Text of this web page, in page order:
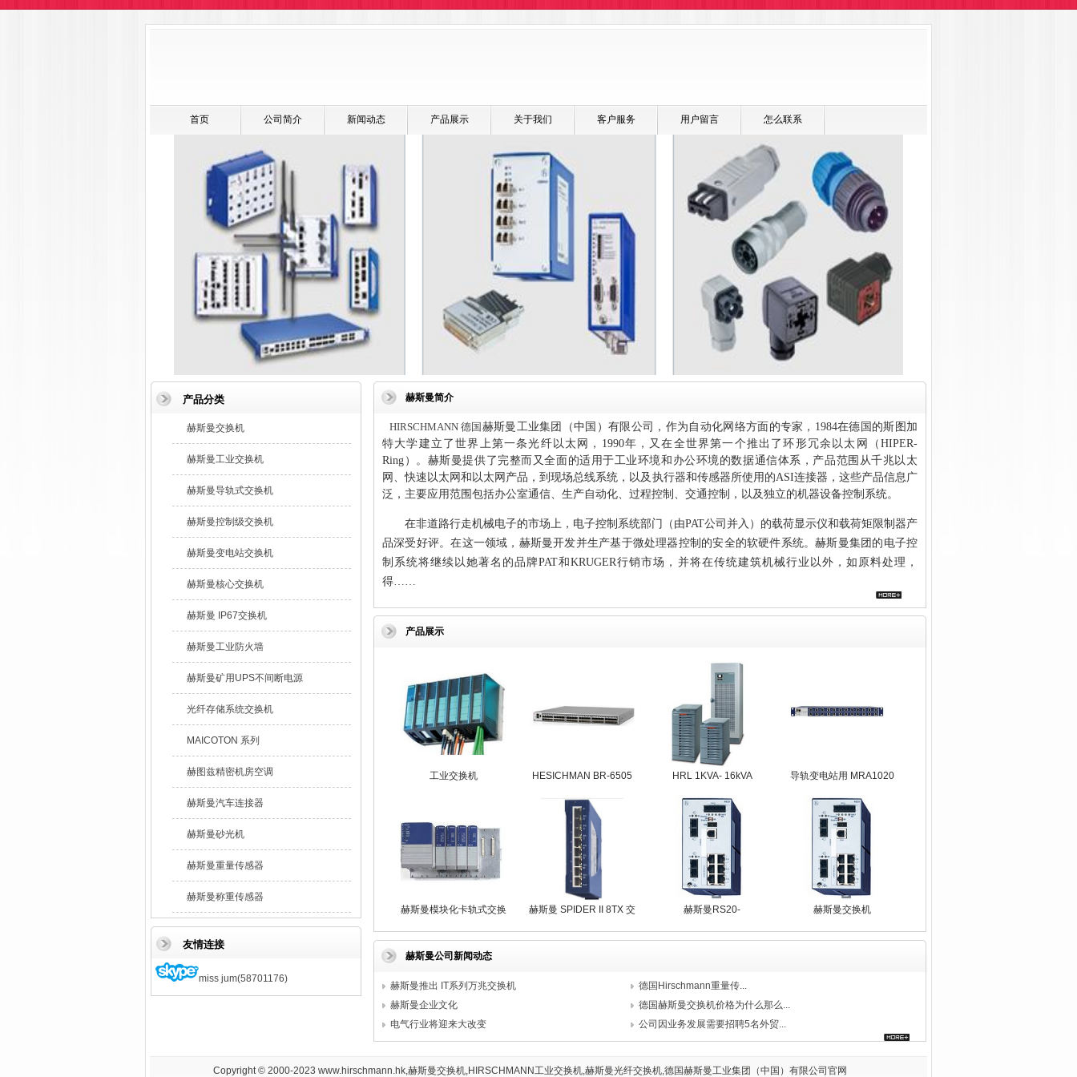
首页 公司简介 新闻动态 产品展示 关于我们 客户服务 用户留言 怎么联系
产品分类
赫斯曼交换机
赫斯曼工业交换机
赫斯曼导轨式交换机
赫斯曼控制级交换机
赫斯曼变电站交换机
赫斯曼核心交换机
赫斯曼 IP67交换机
赫斯曼工业防火墙
赫斯曼矿用UPS不间断电源
光纤存储系统交换机
MAICOTON 系列
赫图兹精密机房空调
赫斯曼汽车连接器
赫斯曼砂光机
赫斯曼重量传感器
赫斯曼称重传感器
友情连接
miss jum(58701176)
赫斯曼简介
HIRSCHMANN 德国 赫斯曼工业集团（中国）有限公司， 作为自动化网络方面的专家，1984在德国的斯图加
特大学建立了世界上第一条光纤以太网，1990年，又在全世界第一个推出了环形冗余以太网（HIPER-
Ring）。赫斯曼提供了完整而又全面的适用于工业环境和办公环境的数据通信体系，产品范围从千兆以太
网、快速以太网和以太网产品，到现场总线系统，以及执行器和传感器所使用的ASI连接器，这些产品信息广
泛，主要应用范围包括办公室通信、生产自动化、过程控制、交通控制，以及独立的机器设备控制系统。
在非道路行走机械电子的市场上，电子控制系统部门（由PAT公司并入）的载荷显示仪和载荷矩限制器产
品深受好评。在这一领域，赫斯曼开发并生产基于微处理器控制的安全的软硬件系统。赫斯曼集团的电子控
制系统将继续以她著名的品牌PAT和KRUGER行销市场，并将在传统建筑机械行业以外，如原料处理，
得……
产品展示
工业交换机 HESICHMAN BR-6505 HRL 1KVA- 16kVA 导轨变电站用 MRA1020
赫斯曼模块化卡轨式交换
赫斯曼 SPIDER II 8TX 交
赫斯曼RS20-
赫斯曼交换机
赫斯曼公司新闻动态
赫斯曼推出 IT系列万兆交换机
德国Hirschmann重量传...
赫斯曼企业文化
德国赫斯曼交换机价格为什么那么...
电气行业将迎来大改变
公司因业务发展需要招聘5名外贸...
Copyright © 2000-2023 www.hirschmann.hk,赫斯曼交换机,HIRSCHMANN工业交换机,赫斯曼光纤交换机,德国赫斯曼工业集团（中国）有限公司官网